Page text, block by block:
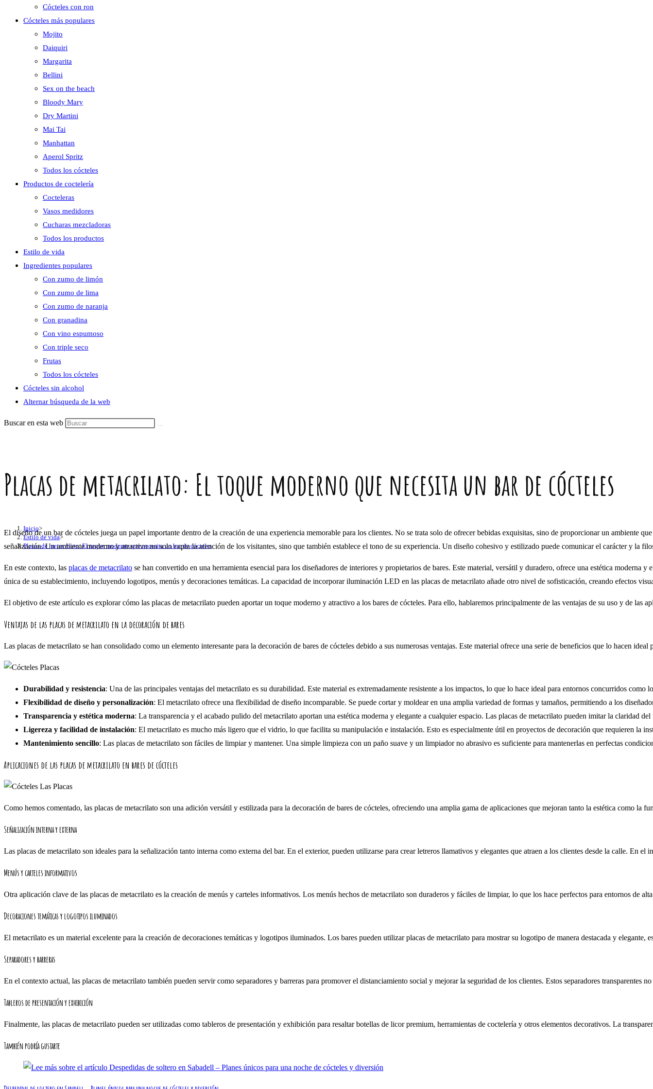
Cócteles con ron
Cócteles más populares
Mojito
Daiquiri
Margarita
Bellini
Sex on the beach
Bloody Mary
Dry Martini
Mai Tai
Manhattan
Aperol Spritz
Todos los cócteles
Productos de coctelería
Cocteleras
Vasos medidores
Cucharas mezcladoras
Todos los productos
Estilo de vida
Ingredientes populares
Con zumo de limón
Con zumo de lima
Con zumo de naranja
Con granadina
Con vino espumoso
Con triple seco
Frutas
Todos los cócteles
Cócteles sin alcohol
Alternar búsqueda de la web
Buscar en esta web
Placas de metacrilato: El toque moderno que necesita un bar de cócteles
Inicio>
Estilo de vida>
Placas de metacrilato: El toque moderno que necesita un bar de cócteles
El diseño de un bar de cócteles juega un papel importante dentro de la creación de una experiencia memorable para los clientes. No se trata solo de ofrecer bebidas exquisitas, sino de proporcionar un
señalización. Un ambiente moderno y atractivo no solo capta la atención de los visitantes, sino que también establece el tono de su experiencia. Un diseño cohesivo y estilizado puede comunicar el carácter y la
En este contexto, las placas de metacrilato se han convertido en una herramienta esencial para los diseñadores de interiores y propietarios de bares. Este material, versátil y duradero, ofrece una estética
única de su establecimiento, incluyendo logotipos, menús y decoraciones temáticas. La capacidad de incorporar iluminación LED en las placas de metacrilato añade otro nivel de sofisticación, creando efectos
El objetivo de este artículo es explorar cómo las placas de metacrilato pueden aportar un toque moderno y atractivo a los bares de cócteles. Para ello, hablaremos principalmente de las ventajas de su uso y de las
Ventajas de las placas de metacrilato en la decoración de bares
Las placas de metacrilato se han consolidado como un elemento interesante para la decoración de bares de cócteles debido a sus numerosas ventajas. Este material ofrece una serie de beneficios que lo hacen
Durabilidad y resistencia: Una de las principales ventajas del metacrilato es su durabilidad. Este material es extremadamente resistente a los impactos, lo que lo hace ideal para entornos concurridos
Flexibilidad de diseño y personalización: El metacrilato ofrece una flexibilidad de diseño incomparable. Se puede cortar y moldear en una amplia variedad de formas y tamaños, permitiendo a los
Transparencia y estética moderna: La transparencia y el acabado pulido del metacrilato aportan una estética moderna y elegante a cualquier espacio. Las placas de metacrilato pueden imitar la
Ligereza y facilidad de instalación: El metacrilato es mucho más ligero que el vidrio, lo que facilita su manipulación e instalación. Esto es especialmente útil en proyectos de decoración que requieren
Mantenimiento sencillo: Las placas de metacrilato son fáciles de limpiar y mantener. Una simple limpieza con un paño suave y un limpiador no abrasivo es suficiente para mantenerlas en perfectas
Aplicaciones de las placas de metacrilato en bares de cócteles
Como hemos comentado, las placas de metacrilato son una adición versátil y estilizada para la decoración de bares de cócteles, ofreciendo una amplia gama de aplicaciones que mejoran tanto la estética como la
Señalización interna y externa
Las placas de metacrilato son ideales para la señalización tanto interna como externa del bar. En el exterior, pueden utilizarse para crear letreros llamativos y elegantes que atraen a los clientes desde la calle.
Menús y carteles informativos
Otra aplicación clave de las placas de metacrilato es la creación de menús y carteles informativos. Los menús hechos de metacrilato son duraderos y fáciles de limpiar, lo que los hace perfectos para entornos
Decoraciones temáticas y logotipos iluminados
El metacrilato es un material excelente para la creación de decoraciones temáticas y logotipos iluminados. Los bares pueden utilizar placas de metacrilato para mostrar su logotipo de manera destacada y
Separadores y barreras
En el contexto actual, las placas de metacrilato también pueden servir como separadores y barreras para promover el distanciamiento social y mejorar la seguridad de los clientes. Estos separadores
Tableros de presentación y exhibición
Finalmente, las placas de metacrilato pueden ser utilizadas como tableros de presentación y exhibición para resaltar botellas de licor premium, herramientas de coctelería y otros elementos decorativos. La
También podría gustarte